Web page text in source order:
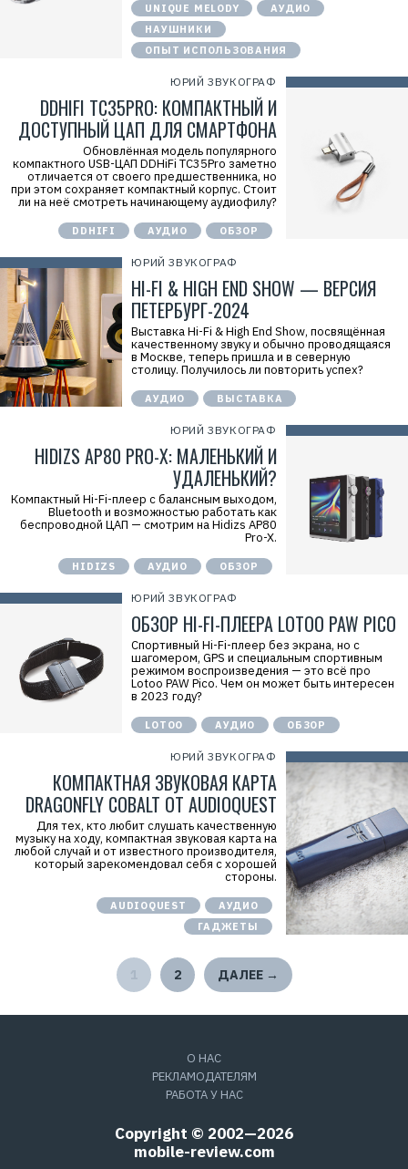
UNIQUE MELODY
АУДИО
НАУШНИКИ
ОПЫТ ИСПОЛЬЗОВАНИЯ
ЮРИЙ ЗВУКОГРАФ
DDHIFI TC35PRO: КОМПАКТНЫЙ И
ДОСТУПНЫЙ ЦАП ДЛЯ СМАРТФОНА
Обновлённая модель популярного
компактного USB-ЦАП DDHiFi TC35Prо заметно
отличается от своего предшественника, но
при этом сохраняет компактный корпус. Стоит
ли на неё смотреть начинающему аудиофилу?
DDHIFI АУДИО ОБЗОР
ЮРИЙ ЗВУКОГРАФ
HI-FI & HIGH END SHOW — ВЕРСИЯ
ПЕТЕРБУРГ-2024
Выставка Hi-Fi & High End Show, посвящённая
качественному звуку и обычно проводящаяся
в Москве, теперь пришла и в северную
столицу. Получилось ли повторить успех?
АУДИО ВЫСТАВКА
ЮРИЙ ЗВУКОГРАФ
HIDIZS AP80 PRO-X: МАЛЕНЬКИЙ И
УДАЛЕНЬКИЙ?
Компактный Hi-Fi-плеер с балансным выходом,
Bluetooth и возможностью работать как
беспроводной ЦАП — смотрим на Hidizs AP80
Pro-X.
HIDIZS АУДИО ОБЗОР
ЮРИЙ ЗВУКОГРАФ
ОБЗОР HI-FI-ПЛЕЕРА LOTOO PAW PICO
Спортивный Hi-Fi-плеер без экрана, но с
шагомером, GPS и специальным спортивным
режимом воспроизведения — это всё про
Lotoo PAW Pico. Чем он может быть интересен
в 2023 году?
LOTOO АУДИО ОБЗОР
ЮРИЙ ЗВУКОГРАФ
КОМПАКТНАЯ ЗВУКОВАЯ КАРТА
DRAGONFLY COBALT ОТ AUDIOQUEST
Для тех, кто любит слушать качественную
музыку на ходу, компактная звуковая карта на
любой случай и от известного производителя,
который зарекомендовал себя с хорошей
стороны.
AUDIOQUEST
АУДИО
ГАДЖЕТЫ
2 ДАЛЕЕ →
О НАС
РЕКЛАМОДАТЕЛЯМ
РАБОТА У НАС
Copyright © 2002—2026
mobile-review.com